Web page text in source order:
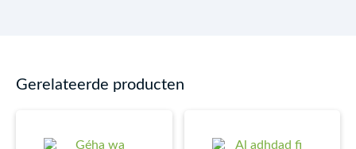
Gerelateerde producten